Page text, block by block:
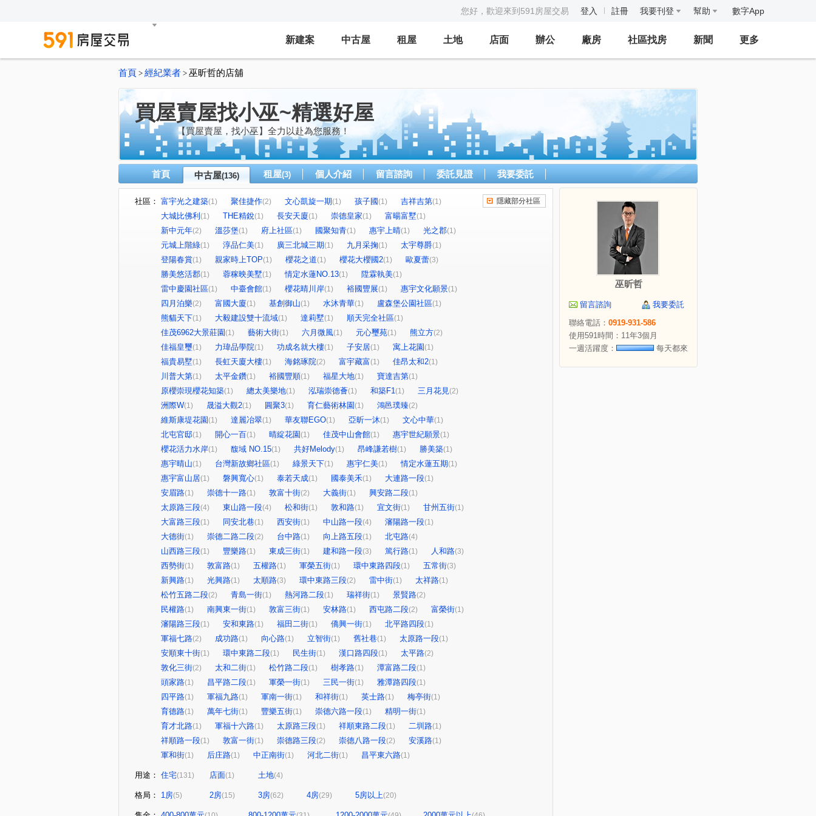
您好，歡迎來到591房屋交易 登入 註冊 我要刊登 幫助 數字App
新建案 中古屋 租屋 土地 店面 辦公 廠房 社區找房 新聞 更多
首頁 > 經紀業者 > 巫昕哲的店舖
買屋賣屋找小巫~精選好屋
【買屋賣屋，找小巫】全力以赴為您服務！
首頁 中古屋(136) 租屋(3) 個人介紹 留言諮詢 委託見證 我要委託
社區： 富宇光之建築(1) 聚佳捷作(2) 文心凱旋一期(1) 孩子國(1) 吉祥吉第(1)
大城比佛利 (1) THE精銳(1) 長安天廈(1) 崇德皇家(1) 富暘富墅(1)
新中元年(2) 溫莎堡(1) 府上社區(1) 國聚知青(1) 惠宇上晴(1) 光之郡(1)
元城上階綠(1) 淳品仁美(1) 廣三北城三期(1) 九月采掬(1) 太宇尊爵(1)
登陽春賞(1) 親家時上TOP(1) 櫻花之道(1) 櫻花大櫻國2(1) 歐夏蕾(3)
勝美悠活郡(1) 蓉稼映美墅(1) 情定水蓮NO.13(1) 陞霖執美(1)
雷中慶園社區(1) 中臺會館(1) 櫻花晴川岸(1) 裕國豐展(1) 惠宇文化願景(1)
四月泊樂(2) 富國大廈(1) 基創御山(1) 水沐青華(1) 盧森堡公園社區(1)
熊貓天下(1) 大毅建設雙十流域(1) 達莉墅(1) 順天完全社區(1)
佳茂6962大景莊園 (1) 藝術大街(1) 六月微風(1) 元心璽苑(1) 熊立方(2)
佳福皇璽(1) 力瑋品學院(1) 功成名就大樓(1) 子安居(1) 寓上花園 (1)
福貴易墅(1) 長虹天廈大樓(1) 海銘琢院(2) 富宇藏富(1) 佳昂太和2(1)
川普大第(1) 太平金鑽(1) 裕國豐順(1) 福星大地(1) 寶達吉第(1)
原櫻崇現櫻花知築(1) 總太美樂地(1) 泓瑞崇德薈(1) 和築F1(1) 三月花見(2)
洲際W(1) 晟溢大觀2(1) 圓聚3(1) 育仁藝術林園 (1) 鴻邑璞臻(2)
維斯康堤花園 (1) 達麗冶翠(1) 華友聯EGO(1) 亞昕一沐(1) 文心中華(1)
北屯官邸(1) 開心一百(1) 晴綻花園 (1) 佳茂中山會館(1) 惠宇世紀願景(1)
櫻花活力水岸(1) 馥域 NO.15(1) 共好Melody(1) 昂峰謙若樹(1) 勝美築(1)
惠宇晴山(1) 台灣新故鄉社區(1) 綠景天下(1) 惠宇仁美(1) 情定水蓮五期(1)
惠宇富山居(1) 磐興寬心(1) 泰若天成(1) 國泰美禾(1) 大連路一段(1)
安眉路(1) 崇德十一路(1) 敦富十街(2) 大義街(1) 興安路二段(1)
太原路三段(4) 東山路一段(4) 松和街(1) 敦和路(1) 宜文街(1) 甘州五街(1)
大富路三段(1) 同安北巷(1) 西安街(1) 中山路一段(4) 瀋陽路一段(1)
大德街(1) 崇德二路二段(2) 台中路(1) 向上路五段(1) 北屯路(4)
山西路三段(1) 豐樂路(1) 東成三街(1) 建和路一段(3) 篤行路(1) 人和路(3)
西勢街(1) 敦富路(1) 五權路(1) 軍榮五街(1) 環中東路四段(1) 五常街(3)
新興路(1) 光興路(1) 太順路(3) 環中東路三段(2) 雷中街(1) 太祥路(1)
松竹五路二段(2) 青島一街(1) 熱河路二段(1) 瑞祥街(1) 景賢路(2)
民權路(1) 南興東一街(1) 敦富三街(1) 安林路(1) 西屯路二段(2) 富榮街(1)
瀋陽路三段(1) 安和東路(1) 福田二街(1) 僑興一街(1) 北平路四段(1)
軍福七路(2) 成功路(1) 向心路(1) 立智街(1) 舊社巷(1) 太原路一段(1)
安順東十街(1) 環中東路二段(1) 民生街(1) 漢口路四段(1) 太平路(2)
敦化三街(2) 太和二街(1) 松竹路二段(1) 樹孝路(1) 潭富路二段(1)
頭家路(1) 昌平路二段(1) 軍榮一街(1) 三民一街(1) 雅潭路四段(1)
四平路(1) 軍福九路(1) 軍南一街(1) 和祥街(1) 英士路(1) 梅亭街(1)
育德路(1) 萬年七街(1) 豐樂五街(1) 崇德六路一段(1) 精明一街(1)
育才北路(1) 軍福十六路(1) 太原路三段(1) 祥順東路二段(1) 二圳路(1)
祥順路一段(1) 敦富一街(1) 崇德路三段(2) 崇德八路一段(2) 安溪路(1)
軍和街(1) 后庄路(1) 中正南街(1) 河北二街(1) 昌平東六路(1)
隱藏部分社區
用途： 住宅(131) 店面(1) 土地(4)
格局： 1房(5) 2房(15) 3房(62) 4房(29) 5房以上(20)
巫昕哲
留言諮詢
我要委託
聯絡電話： 0919-931-586
使用591時間：11年3個月
一週活躍度：
每天都來